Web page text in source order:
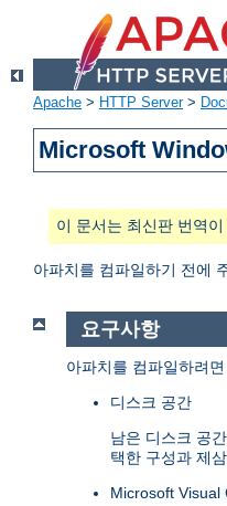
Apache > HTTP Server>
Microsoft
이 문서는 최신판 번역
아파치를 컴파일하기 전에
요구사항
아파치를 컴파일하려
디스크 공간
남은 디스크 공
택한 구성과 제
Microsoft Visual